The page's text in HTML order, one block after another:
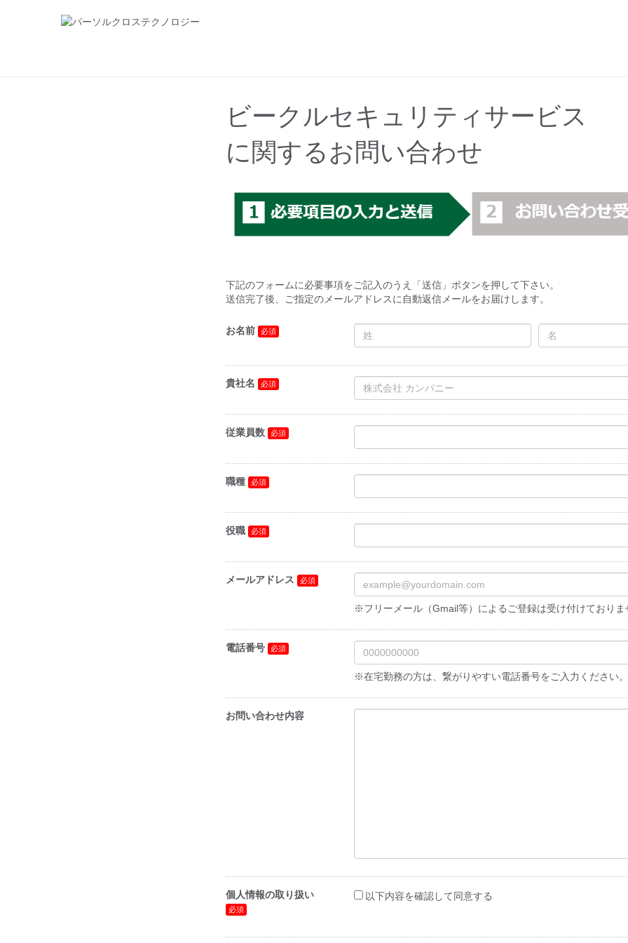
ビークルセキュリティサービス
に関するお問い合わせ
下記のフォームに必要事項をご記入のうえ「送信」ボタンを押して下さい。
送信完了後、ご指定のメールアドレスに自動返信メールをお届けします。
お名前
貴社名
従業員数
職種
役職
メールアドレス
※フリーメール（Gmail等）によるご登録は受け付けておりま
電話番号
※在宅勤務の方は、繋がりやすい電話番号をご入力ください。
お問い合わせ内容
個人情報の取り扱い 以下内容を確認して同意する